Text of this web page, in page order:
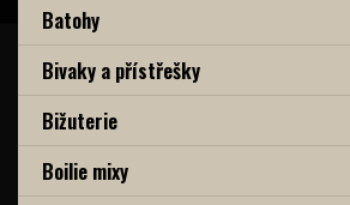
Batohy
Bivaky a přístřešky
Bižuterie
Boilie mixy